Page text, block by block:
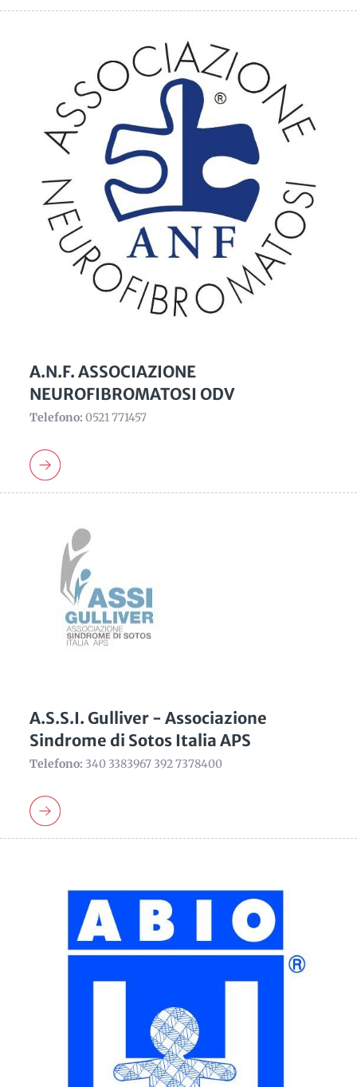
A.N.F. ASSOCIAZIONE
NEUROFIBROMATOSI ODV
Telefono: 0521 771457
A.S.S.I. Gulliver - Associazione
Sindrome di Sotos Italia APS
Telefono: 340 3383967 392 7378400